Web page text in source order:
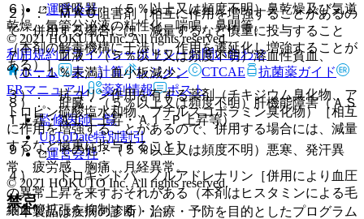
２）． ＭＡＯ阻害剤［相互に作用を増強することがあるの
で、併用する場合には、減量するなど慎重に投与すること
（本剤の解毒機構に干渉し、作用を遷延化し増強することが
ある）］。
３）． 抗コリン作用を有する薬剤（チキジウム臭化物、ア
トロピン硫酸塩水和物、ブチルスコポラミン臭化物）［相互
に作用を増強することがあるので、併用する場合には、減量
するなど慎重に投与すること］。
４）． ドロキシドパ、ノルアドレナリン［併用により血圧
の異常上昇を来すおそれがある（本剤はヒスタミンによる毛
細血管拡張を抑制する）］。
６）． 呼吸器：（５％以上又は頻度不明）鼻乾燥及び気道
乾燥、気管分泌液の粘性化、喘鳴、鼻閉等。
７）． 血液：（５％以上又は頻度不明）溶血性貧血、
（０．１％未満）血小板減少。
８）． 肝臓：（５％以上又は頻度不明）肝機能障害（ＡＳ
Ｔ上昇・ＡＬＴ上昇・Ａｌ−Ｐ上昇等）。
９）． その他：（５％以上又は頻度不明）悪寒、発汗異
常、疲労感、胸痛、月経異常。
禁忌
運営会社
© 2021 HOKUTO Inc. All rights reserved.
利用規約プライバシーポリシーお問い合わせ
ホーム
表・計算 レジメン CTCAE
抗菌薬ガイド
ERマニュアル
薬剤情報 ポスト
監修医師一覧
UpToDate特別割引
運営会社
© 2021 HOKUTO Inc. All rights reserved.
※本製品は疾病の診断・治療・予防を目的としたプログラム